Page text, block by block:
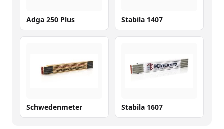
Adga 250 Plus Stabila 1407
Schwedenmeter Stabila 1607